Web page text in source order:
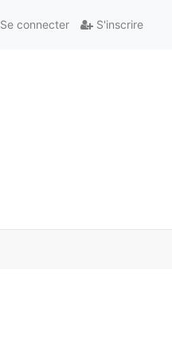
Se connecter S'inscrire